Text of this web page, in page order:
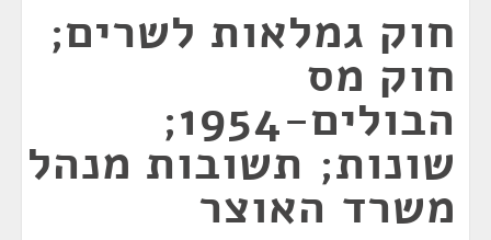
חוק גמלאות לשרים;
חוק מס
הבולים-1954;
שונות; תשובות מנהל
משרד האוצר